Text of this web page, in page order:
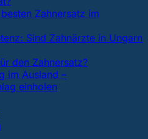
Zahnersatz im
Sind Zahnärzte in Ungarn
den Zahnersatz?
im Ausland –
einholen